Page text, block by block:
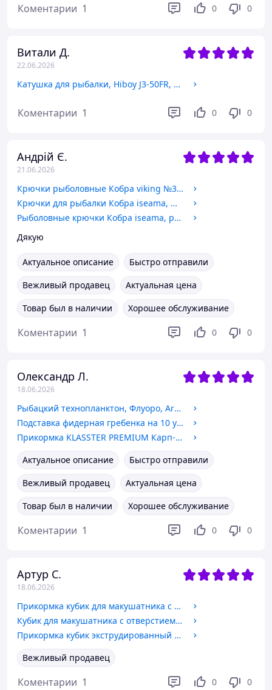
Коментарии 1 0 0
Витали Д.
22.06.2026
Катушка для рыбалки, Hiboy J3-50FR, 5 подшипников, с бейтранером, размер 5000
Коментарии 1 0 0
Андрій Є.
21.06.2026
Крючки рыболовные Кобра viking №3, 10шт
Крючки для рыбалки Кобра iseama, №5, 10шт.
Рыболовные крючки Кобра iseama, рыболовные, №3, 10шт.
Дякую
Актуальное описание
Быстро отправили
Вежливый продавец
Актуальная цена
Товар был в наличии
Хорошее обслуживание
Коментарии 1 0 0
Олександр Л.
18.06.2026
Рыбацкий технопланктон, Флуоро, Art Fishing, 3шт/уп, вкус Топленое молоко
Подставка фидерная гребенка на 10 удилищ
Прикормка KLASSTER PREMIUM Карп-Креветка, 1кг
Актуальное описание
Быстро отправили
Вежливый продавец
Актуальная цена
Товар был в наличии
Хорошее обслуживание
Коментарии 1 0 0
Артур С.
18.06.2026
Прикормка кубик для макушатника с отверстием 45х45х20 мм, Молоко
Кубик для макушатника с отверстием 45х45х20 мм, Чабрец
Прикормка кубик экструдированный для макушатника с отверстием 45х45х20 мм, Анис
Вежливый продавец
Коментарии 1 0 0